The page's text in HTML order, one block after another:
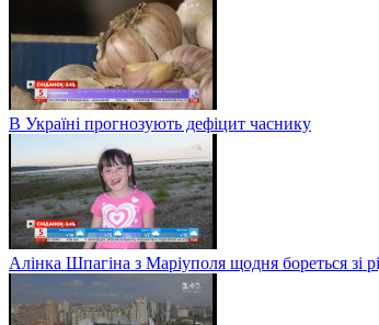
В Україні прогнозують дефіцит часнику
Алінка Шпагіна з Маріуполя щодня бореться зі